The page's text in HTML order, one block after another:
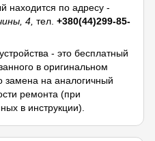
находится по адресу -
4, тел. +380(44)299-85-
- это бесплатный
в оригинальном
замена на аналогичный
ремонта (при
в инструкции).